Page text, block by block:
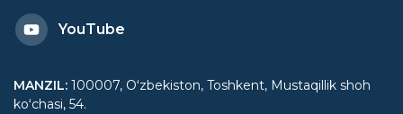
YouTube
MANZIL: 100007, Oʻzbekiston, Toshkent, Mustaqillik shoh
koʻchasi, 54.